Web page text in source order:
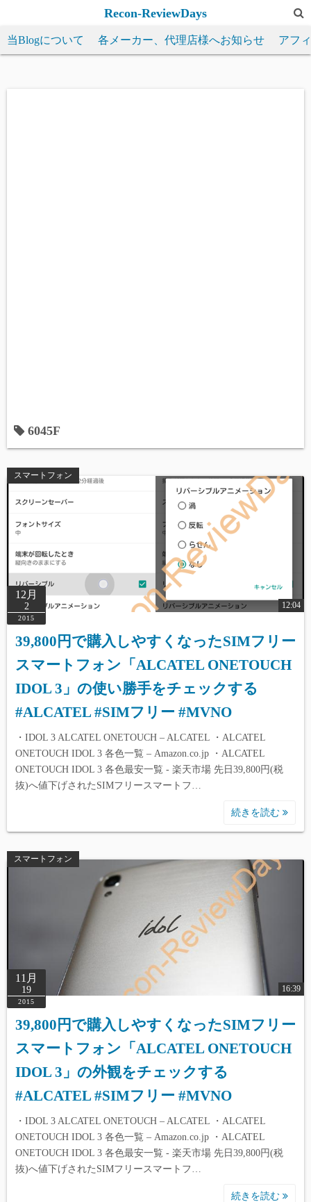
テ
Recon-ReviewDays
当Blogについて 各メーカー、代理店様へお知らせ アフ
6045F
スマートフォン
12月
2
2015
12:04
39,800円で購入しやすくなったSIMフリー
スマートフォン「ALCATEL ONETOUCH
IDOL 3」の使い勝手をチェックする
#ALCATEL #SIMフリー #MVNO
・IDOL 3 ALCATEL ONETOUCH – ALCATEL ・ALCATEL
ONETOUCH IDOL 3 各色一覧 – Amazon.co.jp ・ALCATEL
ONETOUCH IDOL 3 各色最安一覧 - 楽天市場 先日39,800円(税
抜)へ値下げされたSIMフリースマートフ…
続きを読む
スマートフォン
11月
19
2015
16:39
39,800円で購入しやすくなったSIMフリー
スマートフォン「ALCATEL ONETOUCH
IDOL 3」の外観をチェックする
#ALCATEL #SIMフリー #MVNO
・IDOL 3 ALCATEL ONETOUCH – ALCATEL ・ALCATEL
ONETOUCH IDOL 3 各色一覧 – Amazon.co.jp ・ALCATEL
ONETOUCH IDOL 3 各色最安一覧 - 楽天市場 先日39,800円(税
抜)へ値下げされたSIMフリースマートフ…
続きを読む